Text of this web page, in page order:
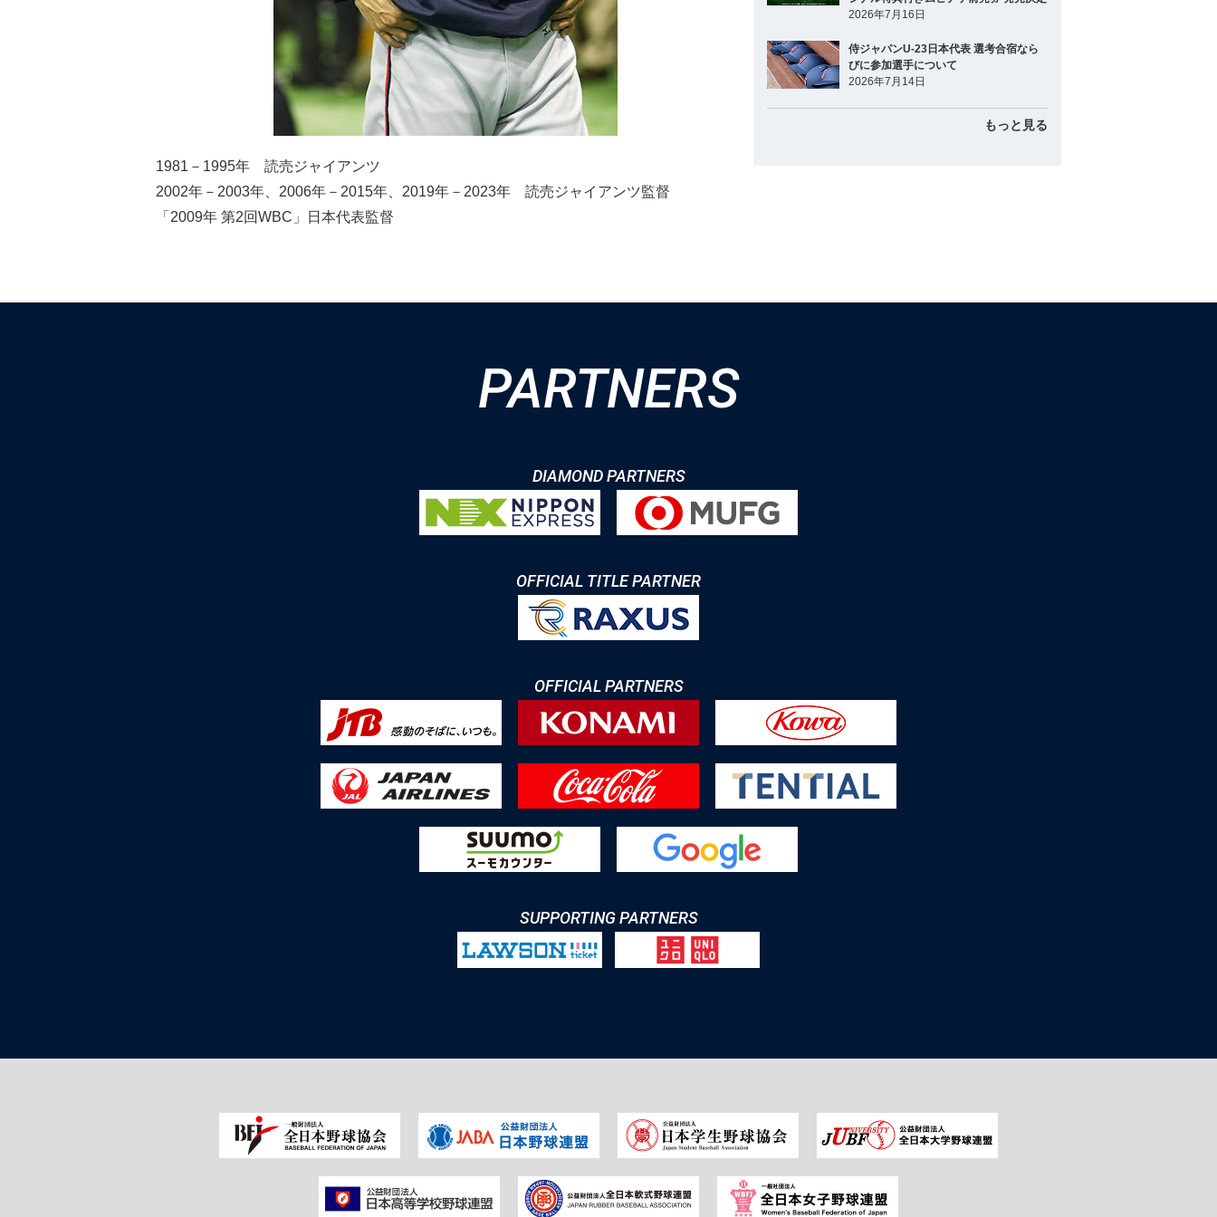
1981－1995年 読売ジャイアンツ
2002年－2003年、2006年－2015年、2019年－2023年 読売ジャイアンツ監督
「2009年 第2回WBC」日本代表監督
2026年7月16日
侍ジャパンU-23日本代表 選考合宿なら
びに参加選手について
2026年7月14日
もっと見る
PARTNERS
DIAMOND PARTNERS
OFFICIAL TITLE PARTNER
OFFICIAL PARTNERS
SUPPORTING PARTNERS